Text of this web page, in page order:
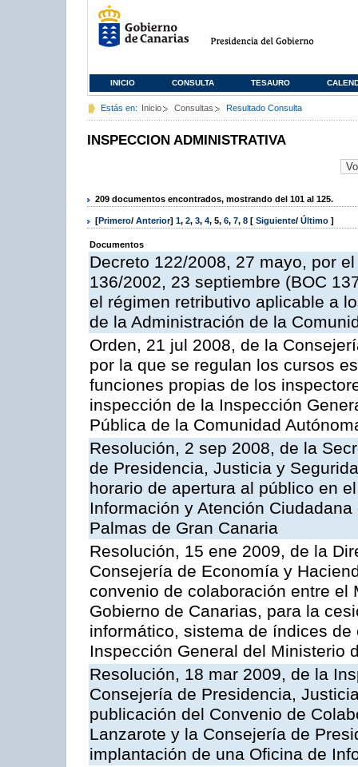
INICIO CONSULTA TESAURO
Estás en: Inicio Consultas Resultado Consulta
INSPECCION ADMINISTRATIVA
209 documentos encontrados, mostrando del 101 al 125.
[Primero/ Anterior] 1, 2, 3, 4, 5, 6, 7, 8 [ Siguiente/ Último ]
Documentos
Decreto 122/2008, 27 mayo, por
136/2002, 23 septiembre (BOC
el régimen retributivo aplicable a
de la Administración de la
Orden, 21 jul 2008, de la
por la que se regulan los cursos
funciones propias de los
inspección de la Inspección
Pública de la Comunidad
Resolución, 2 sep 2008, de la
de Presidencia, Justicia y
horario de apertura al público en
Información y Atención
Palmas de Gran Canaria
Resolución, 15 ene 2009, de la
Consejería de Economía y
convenio de colaboración entre
Gobierno de Canarias, para la
informático, sistema de índices
Inspección General del Ministerio
Resolución, 18 mar 2009, de la
Consejería de Presidencia,
publicación del Convenio de
Lanzarote y la Consejería de
implantación de una Oficina de